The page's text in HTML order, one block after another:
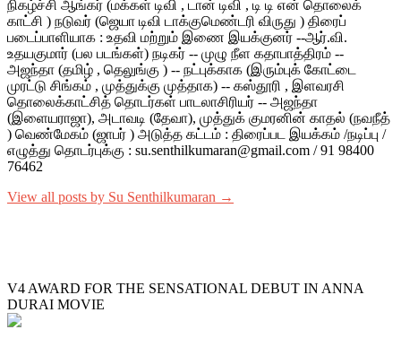
நிகழ்ச்சி ஆங்கர் (மக்கள் டிவி , டான் டிவி , டி டி என் தொலைக்
காட்சி ) நடுவர் (ஜெயா டிவி டாக்குமெண்டரி விருது ) திரைப்
படைப்பாளியாக : உதவி மற்றும் இணை இயக்குனர் --ஆர்.வி.
உதயகுமார் (பல படங்கள்) நடிகர் -- முழு நீள கதாபாத்திரம் --
அஜந்தா (தமிழ் , தெலுங்கு ) -- நட்புக்காக (இரும்புக் கோட்டை
முரட்டு சிங்கம் , முத்துக்கு முத்தாக) -- கஸ்தூரி , இளவரசி
தொலைக்காட்சித் தொடர்கள் பாடலாசிரியர் -- அஜந்தா
(இளையராஜா), அடாவடி (தேவா), முத்துக் குமரனின் காதல் (நவநீத்
) வெண்மேகம் (ஜாபர் ) அடுத்த கட்டம் : திரைப்பட இயக்கம் /நடிப்பு /
எழுத்து தொடர்புக்கு : su.senthilkumaran@gmail.com / 91 98400
76462
View all posts by Su Senthilkumaran →
V4 AWARD FOR THE SENSATIONAL DEBUT IN ANNA
DURAI MOVIE